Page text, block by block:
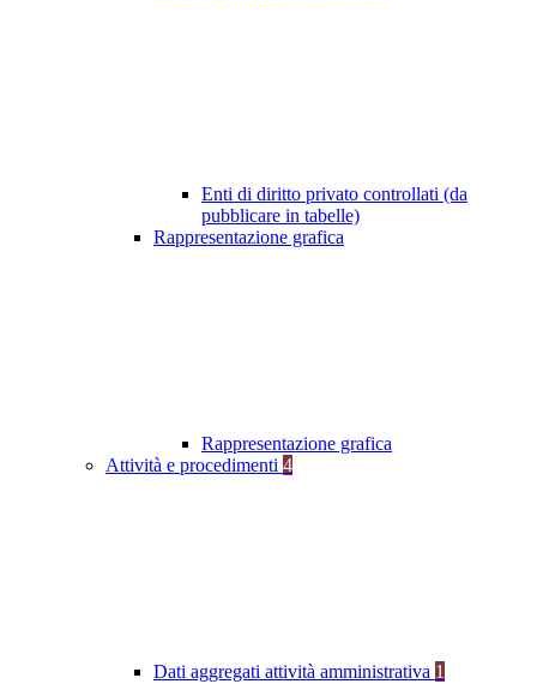
Enti di diritto privato controllati (da
pubblicare in tabelle)
Rappresentazione grafica
Rappresentazione grafica
Attività e procedimenti 4
Dati aggregati attività amministrativa 1